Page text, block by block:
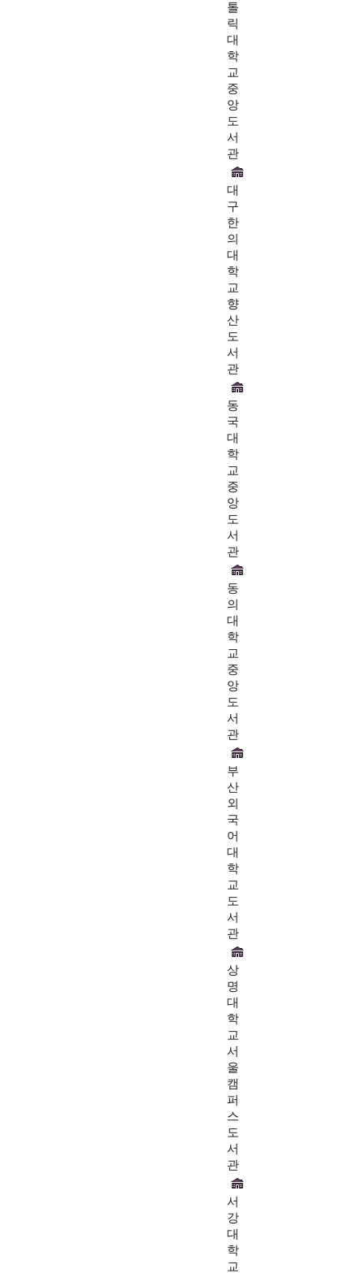
톨
릭
대
학
교
중
앙
도
서
관
대
구
한
의
대
학
교
향
산
도
서
관
동
국
대
학
교
중
앙
도
서
관
동
의
대
학
교
중
앙
도
서
관
부
산
외
국
어
대
학
교
도
서
관
상
명
대
학
교
서
울
캠
퍼
스
도
서
관
서
강
대
학
교